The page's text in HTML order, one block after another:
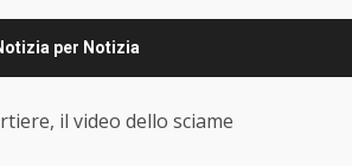
per Notizia
il video dello sciame